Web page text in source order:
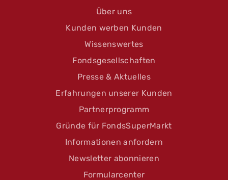
Über uns
Kunden werben Kunden
Wissenswertes
Fondsgesellschaften
Presse & Aktuelles
Erfahrungen unserer Kunden
Partnerprogramm
Gründe für FondsSuperMarkt
Informationen anfordern
Newsletter abonnieren
Formularcenter